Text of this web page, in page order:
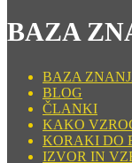
BAZA
BAZA
BLOG
ČLANKI
KAKO
KORAKI DO
IZVOR IN